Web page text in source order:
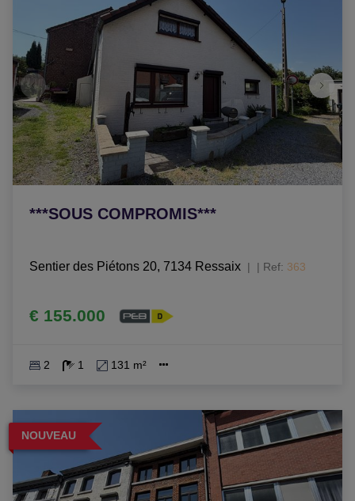
***SOUS COMPROMIS***
Sentier des Piétons 20, 7134 Ressaix | Ref: 363
€ 155.000
2 1 131 m²
NOUVEAU